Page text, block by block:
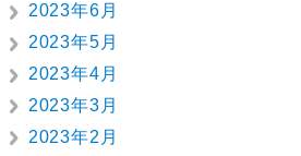
2023年6月
2023年5月
2023年4月
2023年3月
2023年2月